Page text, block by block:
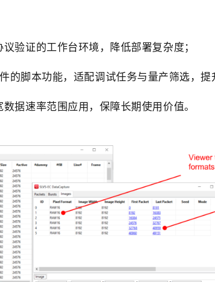
验证的工作台环境，降低部署复杂度；
脚本功能，适配调试任务与量产筛选，提
据速率范围应用，保障长期使用价值。